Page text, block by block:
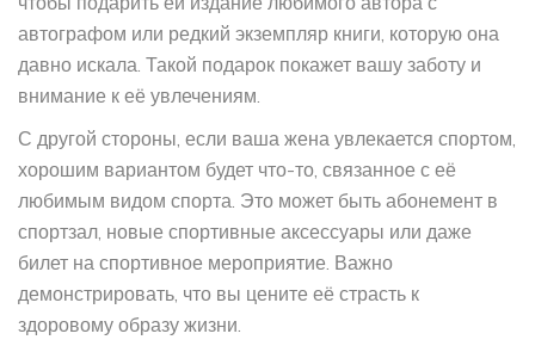
автографом или редкий экземпляр книги, которую она
давно искала. Такой подарок покажет вашу заботу и
внимание к её увлечениям.
С другой стороны, если ваша жена увлекается спортом,
хорошим вариантом будет что-то, связанное с её
любимым видом спорта. Это может быть абонемент в
спортзал, новые спортивные аксессуары или даже
билет на спортивное мероприятие. Важно
демонстрировать, что вы цените её страсть к
здоровому образу жизни.